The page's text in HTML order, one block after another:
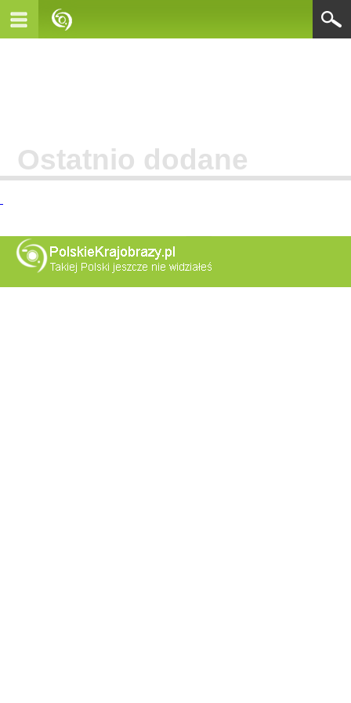
Ostatnio dodane